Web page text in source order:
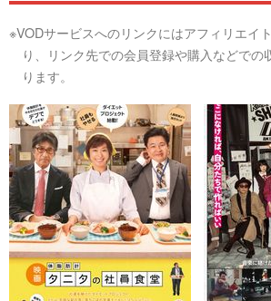
※VODサービスへのリンクにはアフィリエイ
り、リンク先での会員登録や購入などでの
ります。